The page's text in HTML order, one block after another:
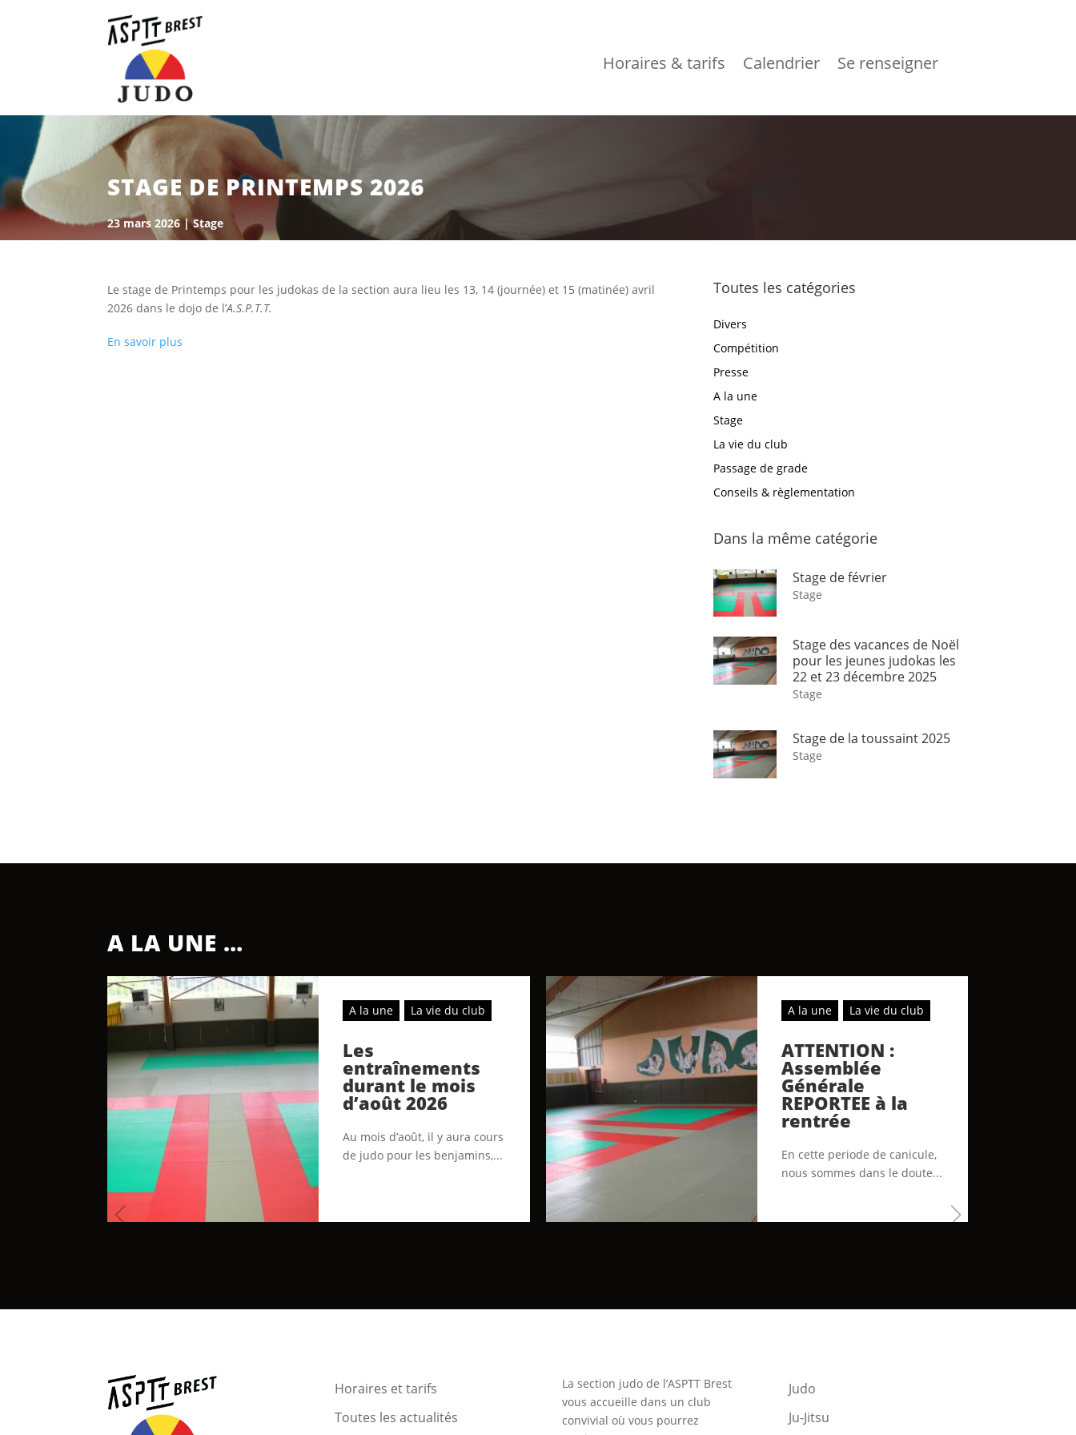
Horaires & tarifs Calendrier Se renseigner
STAGE DE PRINTEMPS 2026
23 mars 2026|Stage
Le stage de Printemps pour les judokas de la section aura lieu les 13, 14 (journée) et 15 (matinée) avril
2026 dans le dojo de l’A.S.P.T.T.
En savoir plus
Toutes les catégories
Divers
Compétition
Presse
A la une
Stage
La vie du club
Passage de grade
Conseils & règlementation
Dans la même catégorie
Stage de février
Stage
Stage des vacances de Noël
pour les jeunes judokas les
22 et 23 décembre 2025
Stage
Stage de la toussaint 2025
Stage
A LA UNE …
A la une La vie du club
Les
entraînements
durant le mois
d’août 2026
Au mois d’août, il y aura cours
de judo pour les benjamins,...
A la une La vie du club
ATTENTION :
Assemblée
Générale
REPORTEE à la
rentrée
En cette periode de canicule,
nous sommes dans le doute...
Horaires et tarifs
Toutes les actualités
La section judo de l’ASPTT Brest
vous accueille dans un club
convivial où vous pourrez
Judo
Ju-Jitsu